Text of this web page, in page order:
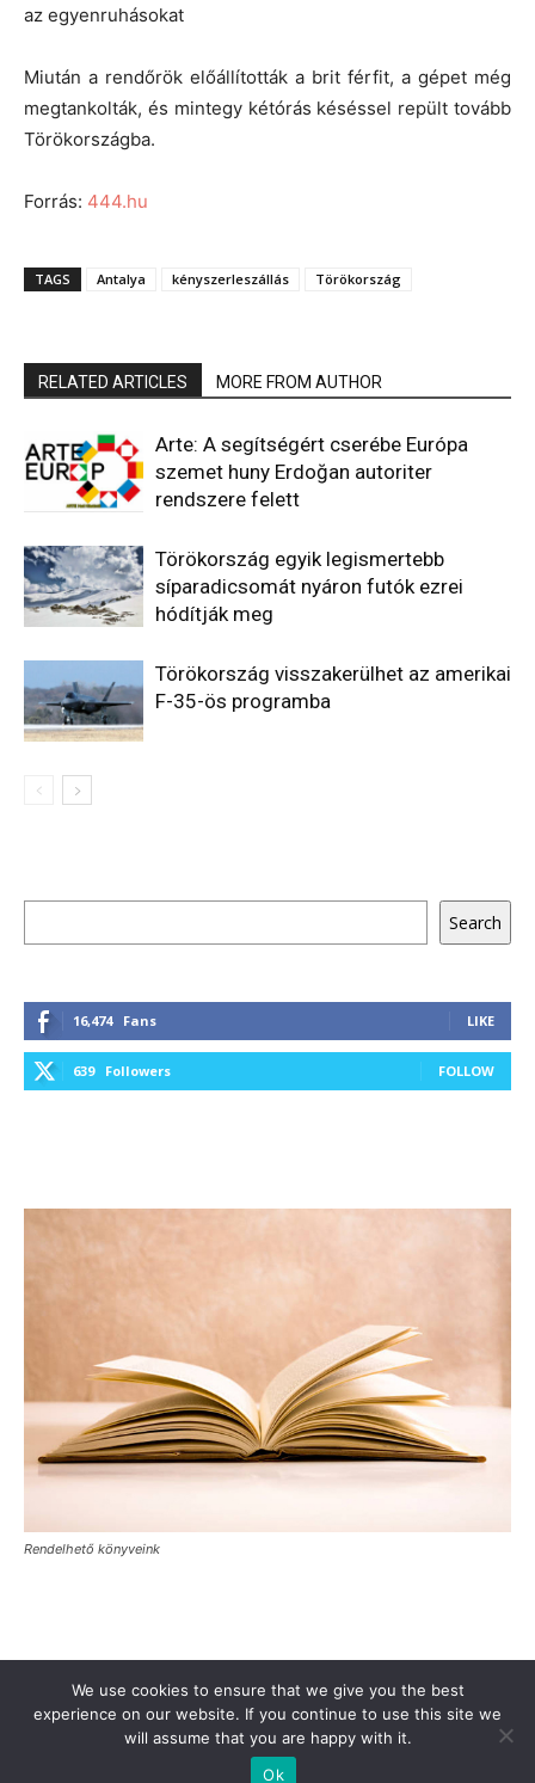
az egyenruhásokat
Miután a rendőrök előállították a brit férfit, a gépet még
megtankolták, és mintegy kétórás késéssel repült tovább
Törökországba.
Forrás: 444.hu
TAGS Antalya kényszerleszállás Törökország
RELATED ARTICLES MORE FROM AUTHOR
Arte: A segítségért cserébe Európa
szemet huny Erdoğan autoriter
rendszere felett
Törökország egyik legismertebb
síparadicsomát nyáron futók ezrei
hódítják meg
Törökország visszakerülhet az amerikai
F-35-ös programba
Search
16,474 Fans LIKE
639 Followers FOLLOW
Rendelhető könyveink
Támogasd a Türkinfót! Kiadványaink
Médiaajánlat
Impresszum
Adatkezelési Tájékoztató ÁSZF
Alapítvány
Rólunk
Kapcsolat
We use cookies to ensure that we give you the best
experience on our website. If you continue to use this site we
will assume that you are happy with it.
Ok